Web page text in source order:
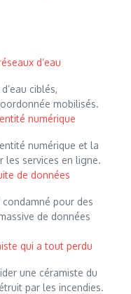
d’eau
ciblés,
mobilisés.
numérique
numérique et la
les services en ligne.
de données
pour des
de données
qui a tout perdu
une céramiste du
par les incendies.